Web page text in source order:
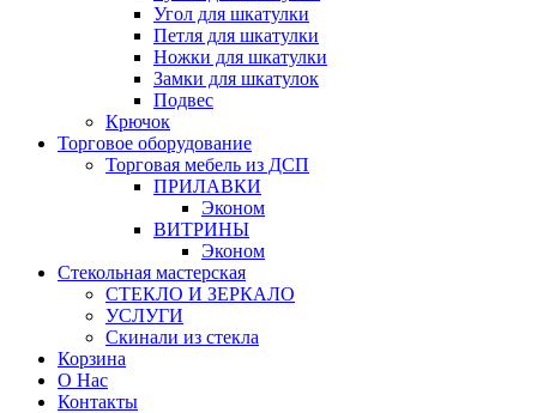
Угол для шкатулки
Петля для шкатулки
Ножки для шкатулки
Замки для шкатулок
Подвес
Крючок
Торговое оборудование
Торговая мебель из ДСП
ПРИЛАВКИ
Эконом
ВИТРИНЫ
Эконом
Стекольная мастерская
СТЕКЛО И ЗЕРКАЛО
УСЛУГИ
Скинали из стекла
Корзина
О Нас
Контакты